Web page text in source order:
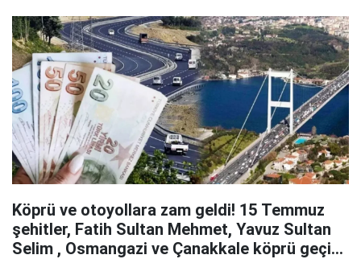
Köprü ve otoyollara zam geldi! 15 Temmuz
şehitler, Fatih Sultan Mehmet, Yavuz Sultan
Selim , Osmangazi ve Çanakkale köprü geçiş